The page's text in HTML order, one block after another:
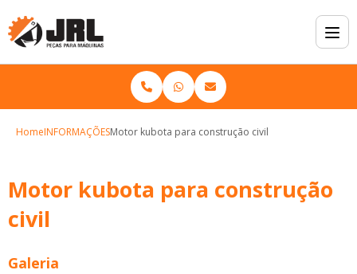
HomeINFORMAÇÕESMotor kubota para construção civil
Motor kubota para construção
civil
Galeria